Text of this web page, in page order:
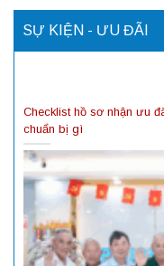
SỰ KIỆN - ƯU ĐÃI
Checklist hồ sơ nhận ưu
chuẩn bị gì